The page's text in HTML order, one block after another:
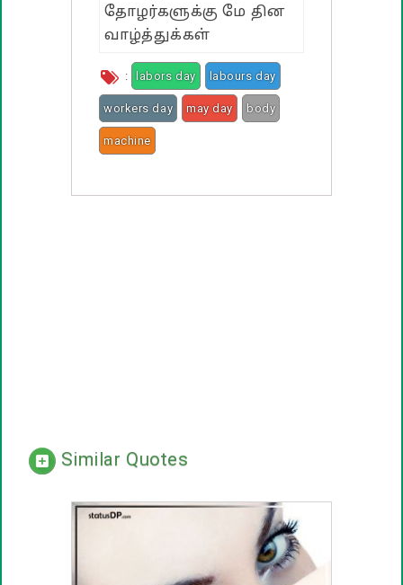
தோழர்களுக்கு மே தின
வாழ்த்துக்கள்
: labors day labours day
workers day may day body
machine
Similar Quotes